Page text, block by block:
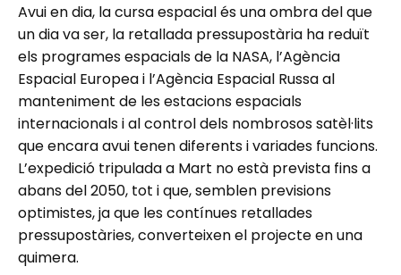
Avui en dia, la cursa espacial és una ombra del que
un dia va ser, la retallada pressupostària ha reduït
els programes espacials de la NASA, l’Agència
Espacial Europea i l’Agència Espacial Russa al
manteniment de les estacions espacials
internacionals i al control dels nombrosos satèl·lits
que encara avui tenen diferents i variades funcions.
L’expedició tripulada a Mart no està prevista fins a
abans del 2050, tot i que, semblen previsions
optimistes, ja que les contínues retallades
pressupostàries, converteixen el projecte en una
quimera.